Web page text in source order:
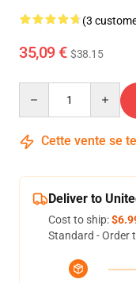
(3
35,09 € $38.15
Cette vente se
Deliver to
Cost to ship:
Standard - Order